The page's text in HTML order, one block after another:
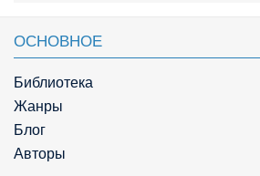
ОСНОВНОЕ
Библиотека
Жанры
Блог
Авторы